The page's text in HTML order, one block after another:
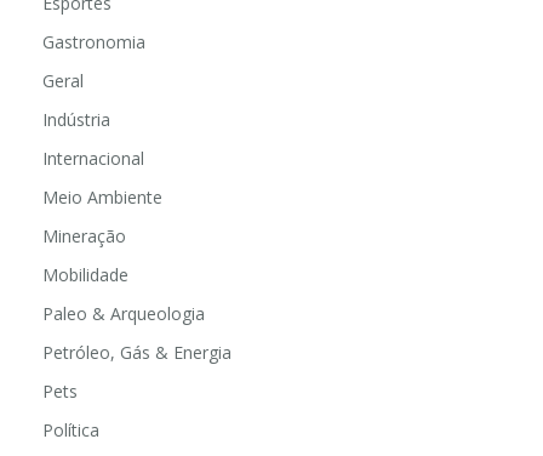
Gastronomia
Geral
Indústria
Internacional
Meio Ambiente
Mineração
Mobilidade
Paleo & Arqueologia
Petróleo, Gás & Energia
Pets
Política